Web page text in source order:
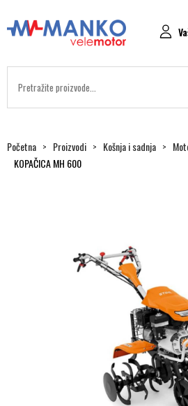
Početna Proizvodi Košnja i sadnja
KOPAČICA MH 600